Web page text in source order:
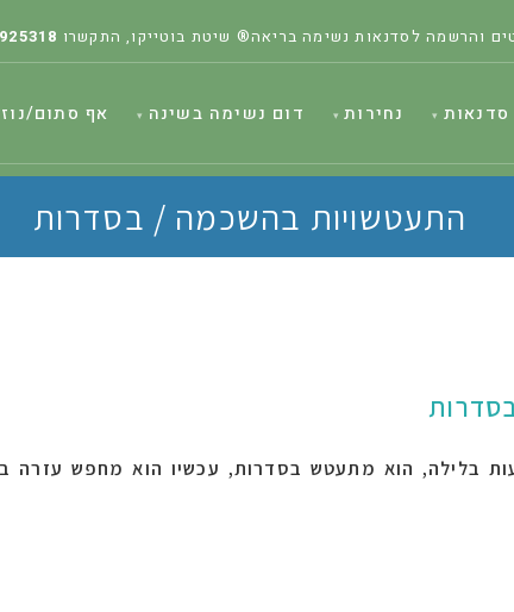
והרשמה לסדנאות נשימה בריאה® שיטת בוטייקו, התקשרו
סדנאות נחירות דום נשימה בשינה אף סתום/
התעטשויות בהשכמה / בסדרות
בלילה, הוא מתעטש בסדרות, עכשיו הוא מחפש עזרה